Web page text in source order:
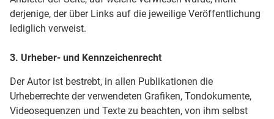
derjenige, der über Links auf die jeweilige Veröffentlichung
lediglich verweist.
3. Urheber- und Kennzeichenrecht
Der Autor ist bestrebt, in allen Publikationen die
Urheberrechte der verwendeten Grafiken, Tondokumente,
Videosequenzen und Texte zu beachten, von ihm selbst